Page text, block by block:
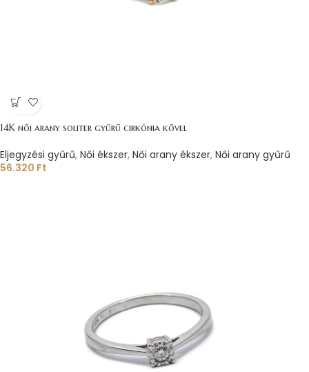
14K női arany soliter gyűrű cirkónia kővel
Eljegyzési gyűrű, Női ékszer, Női arany ékszer, Női arany gyűrű
56.320 Ft